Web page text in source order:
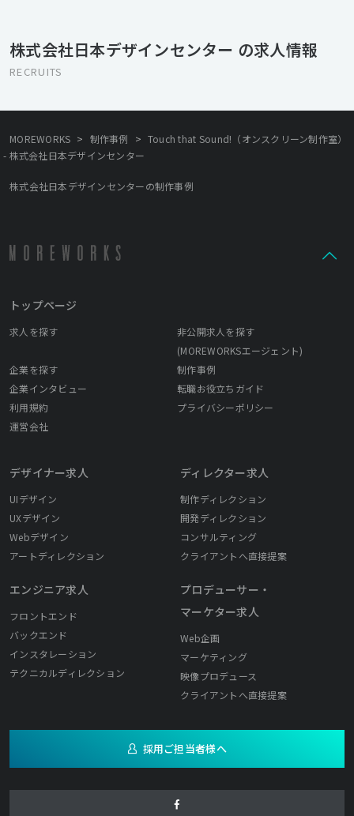
は、先端技術を咀嚼し、合理的に運用していく柔らかい頭脳と創
造性を重視します。
株式会社日本デザインセンター の求人情報
RECRUITS
MOREWORKS > 制作事例 > Touch that Sound!（オンスクリーン制作室）
- 株式会社日本デザインセンター
株式会社日本デザインセンターの制作事例
トップページ
求人を探す
非公開求人を探す
(MOREWORKSエージェント)
企業を探す
制作事例
企業インタビュー
転職お役立ちガイド
利用規約
プライバシーポリシー
運営会社
デザイナー求人
UIデザイン
UXデザイン
Webデザイン
アートディレクション
エンジニア求人
フロントエンド
バックエンド
インスタレーション
テクニカルディレクション
ディレクター求人
制作ディレクション
開発ディレクション
コンサルティング
クライアントへ直接提案
プロデューサー・
マーケター求人
Web企画
マーケティング
映像プロデュース
クライアントへ直接提案
採用ご担当者様へ